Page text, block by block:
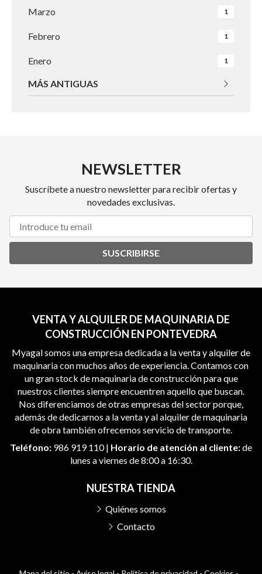
Marzo 1
Febrero 1
Enero 1
MÁS ANTIGUAS
NEWSLETTER
Suscríbete a nuestro newsletter para recibir ofertas y
novedades exclusivas.
SUSCRIBIRSE
VENTA Y ALQUILER DE MAQUINARIA DE
CONSTRUCCIÓN EN PONTEVEDRA
Myagal somos una empresa dedicada a la venta y alquiler de
maquinaria con muchos años de experiencia. Contamos con
un gran stock de maquinaria de construcción para que
nuestros clientes siempre encuentren aquello que buscan.
Nos diferenciamos de otras empresas del sector porque,
además de dedicarnos a la venta y al alquiler de maquinaria
de obra también ofrecemos servicio de transporte.
Teléfono: 986 919 110| Horario de atención al cliente:de
lunes a viernes de 8:00 a 16:30.
NUESTRA TIENDA
Quiénes somos
Contacto